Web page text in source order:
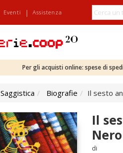
Eventi | Assistenza
Per gli acquisti online: spese di
Saggistica Biografie Il sesto
Il
Nero
di